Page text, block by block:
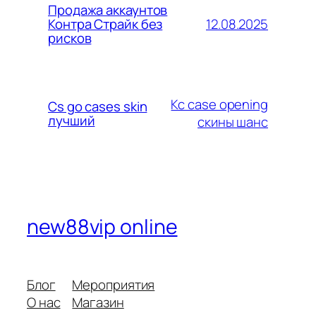
Продажа аккаунтов
Контра Страйк без
рисков
12.08.2025
Cs go cases skin
лучший
Кс case opening
скины шанс
new88vip online
Блог
О нас
Мероприятия
Магазин